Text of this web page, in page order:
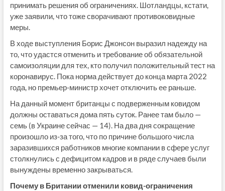
принимать решения об ограничениях. Шотландцы, кстати,
уже заявили, что тоже сворачивают противоковидные
меры.
В ходе выступления Борис Джонсон выразил надежду на
то, что удастся отменить и требование об обязательной
самоизоляции для тех, кто получил положительный тест на
коронавирус. Пока норма действует до конца марта 2022
года, но премьер-министр хочет отключить ее раньше.
На данный момент британцы с подверженным ковидом
должны оставаться дома пять суток. Ранее там было —
семь (в Украине сейчас — 14). На два дня сокращение
произошло из-за того, что по причине большого числа
заразившихся работников многие компании в сфере услуг
столкнулись с дефицитом кадров и в ряде случаев были
вынуждены временно закрываться.
Почему в Британии отменили ковид-ограничения